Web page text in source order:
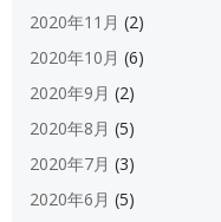
2020年11月 (2)
2020年10月 (6)
2020年9月 (2)
2020年8月 (5)
2020年7月 (3)
2020年6月 (5)